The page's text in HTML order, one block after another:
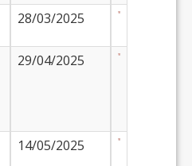
28/03/2025
29/04/2025
14/05/2025